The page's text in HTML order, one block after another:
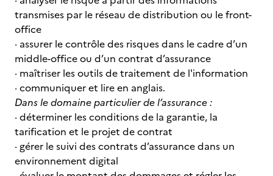
transmises par le réseau de distribution ou le front-
office
· assurer le contrôle des risques dans le cadre d’un
middle-office ou d’un contrat d’assurance
· maîtriser les outils de traitement de l'information
· communiquer et lire en anglais.
Dans le domaine particulier de l’assurance :
· déterminer les conditions de la garantie, la
tarification et le projet de contrat
· gérer le suivi des contrats d’assurance dans un
environnement digital